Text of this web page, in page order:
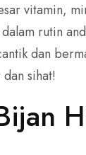
vitamin,
rutin
dan
sihat!